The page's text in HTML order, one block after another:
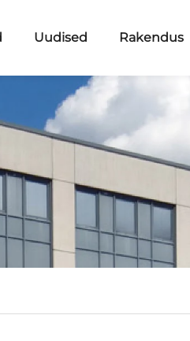
Uudised Rakendus